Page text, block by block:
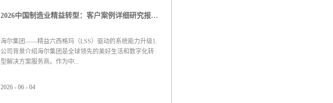
2026中国制造业精益转型：客户案例详细研究报告【二】
海尔集团——精益六西格玛（LSS）驱动的系统能力升级1.
公司背景介绍海尔集团是全球领先的美好生活和数字化转
型解决方案服务商。作为中...
2026 - 06 - 04